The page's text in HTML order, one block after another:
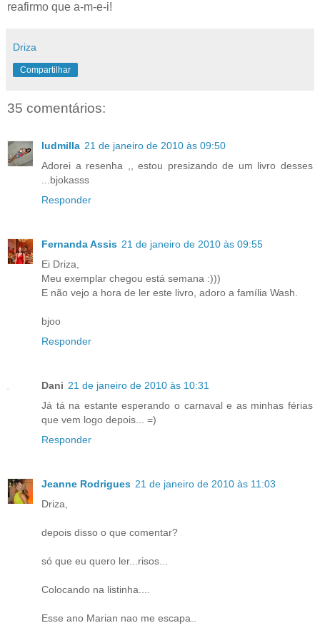
reafirmo que a-m-e-i!
Driza
Compartilhar
35 comentários:
ludmilla 21 de janeiro de 2010 às 09:50
Adorei a resenha ,, estou presizando de um livro desses
...bjokasss
Responder
Fernanda Assis 21 de janeiro de 2010 às 09:55
Ei Driza,
Meu exemplar chegou está semana :)))
E não vejo a hora de ler este livro, adoro a família Wash.
bjoo
Responder
Dani 21 de janeiro de 2010 às 10:31
Já tá na estante esperando o carnaval e as minhas férias
que vem logo depois... =)
Responder
Jeanne Rodrigues 21 de janeiro de 2010 às 11:03
Driza,
depois disso o que comentar?
só que eu quero ler...risos...
Colocando na listinha....
Esse ano Marian nao me escapa..